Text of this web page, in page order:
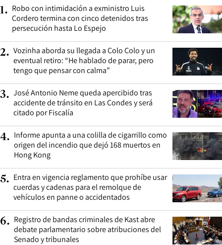
1. Robo con intimidación a exministro Luis
Cordero termina con cinco detenidos tras
persecución hasta Lo Espejo
2. Vozinha aborda su llegada a Colo Colo y un
eventual retiro: “He hablado de parar, pero
tengo que pensar con calma”
3. José Antonio Neme queda apercibido tras
accidente de tránsito en Las Condes y será
citado por Fiscalía
4. Informe apunta a una colilla de cigarrillo como
origen del incendio que dejó 168 muertos en
Hong Kong
5. Entra en vigencia reglamento que prohíbe usar
cuerdas y cadenas para el remolque de
vehículos en panne o accidentados
6. Registro de bandas criminales de Kast abre
debate parlamentario sobre atribuciones del
Senado y tribunales